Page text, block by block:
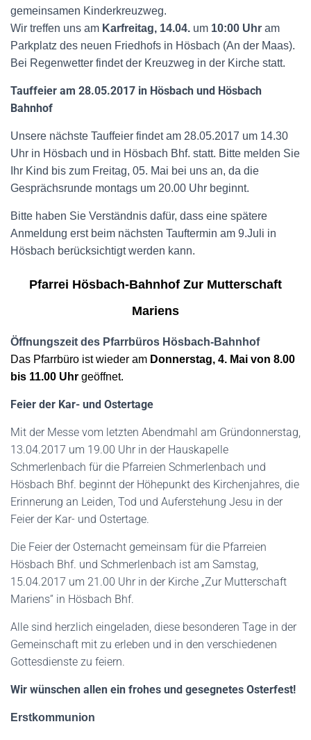
gemeinsamen Kinderkreuzweg.
Wir treffen uns am Karfreitag, 14.04. um 10:00 Uhr am
Parkplatz des neuen Friedhofs in Hösbach (An der Maas).
Bei Regenwetter findet der Kreuzweg in der Kirche statt.
Tauffeier am 28.05.2017 in Hösbach und Hösbach
Bahnhof
Unsere nächste Tauffeier findet am 28.05.2017 um 14.30
Uhr in Hösbach und in Hösbach Bhf. statt. Bitte melden Sie
Ihr Kind bis zum Freitag, 05. Mai bei uns an, da die
Gesprächsrunde montags um 20.00 Uhr beginnt.
Bitte haben Sie Verständnis dafür, dass eine spätere
Anmeldung erst beim nächsten Tauftermin am 9.Juli in
Hösbach berücksichtigt werden kann.
Pfarrei Hösbach-Bahnhof Zur Mutterschaft
Mariens
Öffnungszeit des Pfarrbüros Hösbach-Bahnhof
Das Pfarrbüro istwieder am Donnerstag, 4. Mai von 8.00
bis 11.00 Uhr geöffnet.
Feier der Kar- und Ostertage
Mit der Messe vom letzten Abendmahl am Gründonnerstag,
13.04.2017 um 19.00 Uhr in der Hauskapelle
Schmerlenbach für die Pfarreien Schmerlenbach und
Hösbach Bhf. beginnt der Höhepunkt des Kirchenjahres, die
Erinnerung an Leiden, Tod und Auferstehung Jesu in der
Feier der Kar- und Ostertage.
Die Feier der Osternacht gemeinsam für die Pfarreien
Hösbach Bhf. und Schmerlenbach ist am Samstag,
15.04.2017 um 21.00 Uhr in der Kirche „Zur Mutterschaft
Mariens“ in Hösbach Bhf.
Alle sind herzlich eingeladen, diese besonderen Tage in der
Gemeinschaft mit zu erleben und in den verschiedenen
Gottesdienste zu feiern.
Wir wünschen allen ein frohes und gesegnetes Osterfest!
Erstkommunion